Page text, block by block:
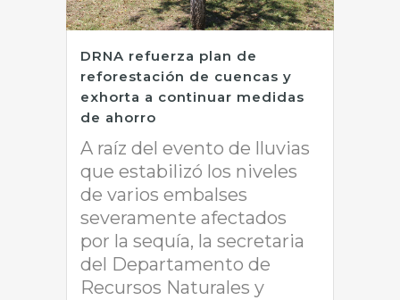
DRNA refuerza plan de
reforestación de cuencas y
exhorta a continuar medidas
de ahorro
A raíz del evento de lluvias
que estabilizó los niveles
de varios embalses
severamente afectados
por la sequía, la secretaria
del Departamento de
Recursos Naturales y